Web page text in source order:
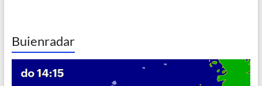
Buienradar